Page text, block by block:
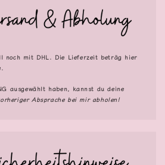
noch mit DHL. Die Lieferzeit beträg hier
ausgewählt haben, kannst du deine
Absprache bei mir abholen!